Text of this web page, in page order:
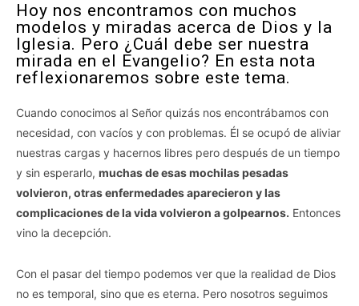
Hoy nos encontramos con muchos
modelos y miradas acerca de Dios y la
Iglesia. Pero ¿Cuál debe ser nuestra
mirada en el Evangelio? En esta nota
reflexionaremos sobre este tema.
Cuando conocimos al Señor quizás nos encontrábamos con
necesidad, con vacíos y con problemas. Él se ocupó de aliviar
nuestras cargas y hacernos libres pero después de un tiempo
y sin esperarlo, muchas de esas mochilas pesadas
volvieron, otras enfermedades aparecieron y las
complicaciones de la vida volvieron a golpearnos. Entonces
vino la decepción.
Con el pasar del tiempo podemos ver que la realidad de Dios
no es temporal, sino que es eterna. Pero nosotros seguimos